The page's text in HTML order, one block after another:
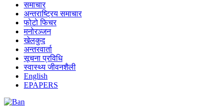
समाचार
अन्तराष्ट्रिय समाचार
फोटो फिचर
मनोरञ्जन
खेलकुद
अन्तरवार्ता
सूचना प्रविधि
स्वास्थ्य जीवनशैली
English
EPAPERS